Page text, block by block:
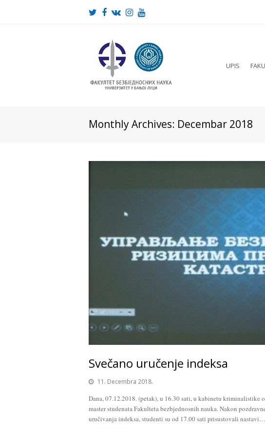
Twitter
Facebook
VKInstagram
Youtube
UPIS
Monthly Archives: Decembar 2018
Svečano uručenje indeksa
11. Decembra 2018.
Dana, 07.12.2018. (petak), u 16.30 sati, u kabinetu kriminalistike
master studenata Fakulteta bezbjednosnih nauka. Nakon
uručivanja indeksa, studenti su od 17.00 sati prisustovali nastavi…